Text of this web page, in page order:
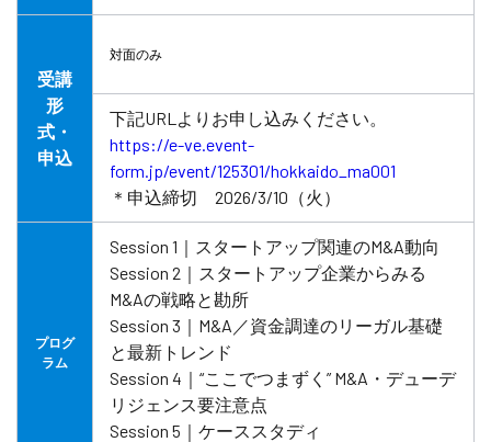
受講
形
式・
申込
対面のみ
下記URLよりお申し込みください。
https://e-ve.event-
form.jp/event/125301/hokkaido_ma001
＊申込締切 2026/3/10（火）
プログ
ラム
Session 1｜スタートアップ関連のM&A動向
Session 2｜スタートアップ企業からみる
M&Aの戦略と勘所
Session 3｜M&A／資金調達のリーガル基礎
と最新トレンド
Session 4｜“ここでつまずく” M&A・デューデ
リジェンス要注意点
Session 5｜ケーススタディ